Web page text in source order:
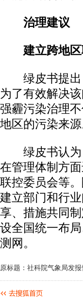
治理建议
建立跨地
绿皮书提出
为了有效解决
强霾污染治理
地区的污染来源
绿皮书认为
在管理体制方
联控委员会等
建立部门和行
享、措施共同
设全国统一布
测网。
原标题：社科院气象局发